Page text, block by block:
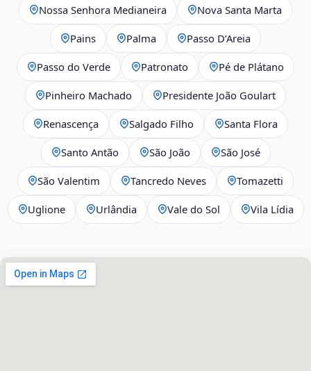
Nossa Senhora Medianeira Nova Santa Marta
Pains Palma Passo D’Areia
Passo do Verde Patronato Pé de Plátano
Pinheiro Machado Presidente João Goulart
Renascença Salgado Filho Santa Flora
Santo Antão São João São José
São Valentim Tancredo Neves Tomazetti
Uglione Urlândia Vale do Sol Vila Lídia